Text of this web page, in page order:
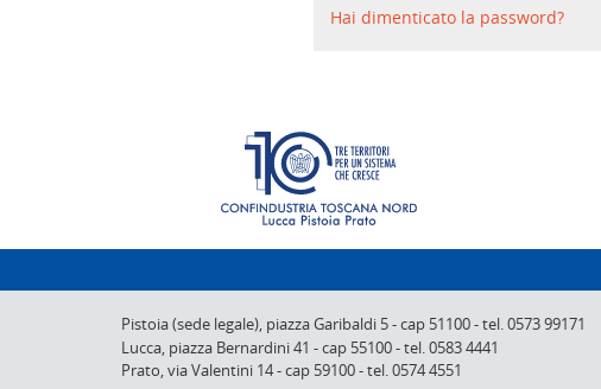
Hai dimenticato la password?
Pistoia (sede legale), piazza Garibaldi 5-cap 51100-tel. 0573 99171
Lucca, piazza Bernardini 41 -cap 55100-tel. 0583 4441
Prato,via Valentini 14-cap 59100-tel. 0574 4551